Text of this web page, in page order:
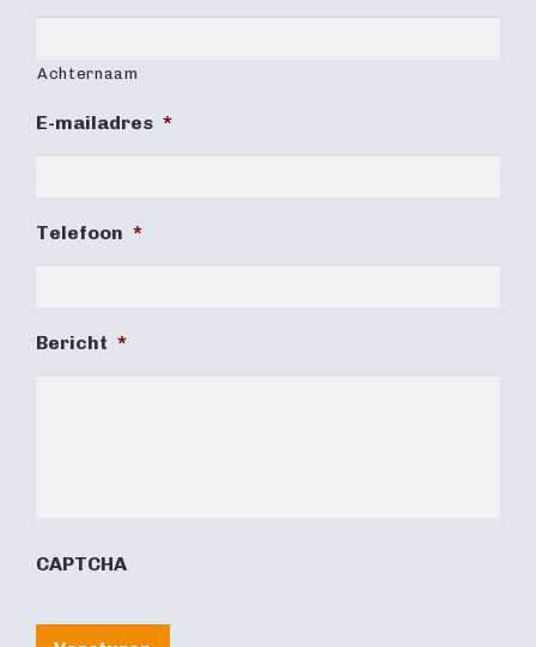
Achternaam
E-mailadres *
Telefoon *
Bericht *
CAPTCHA